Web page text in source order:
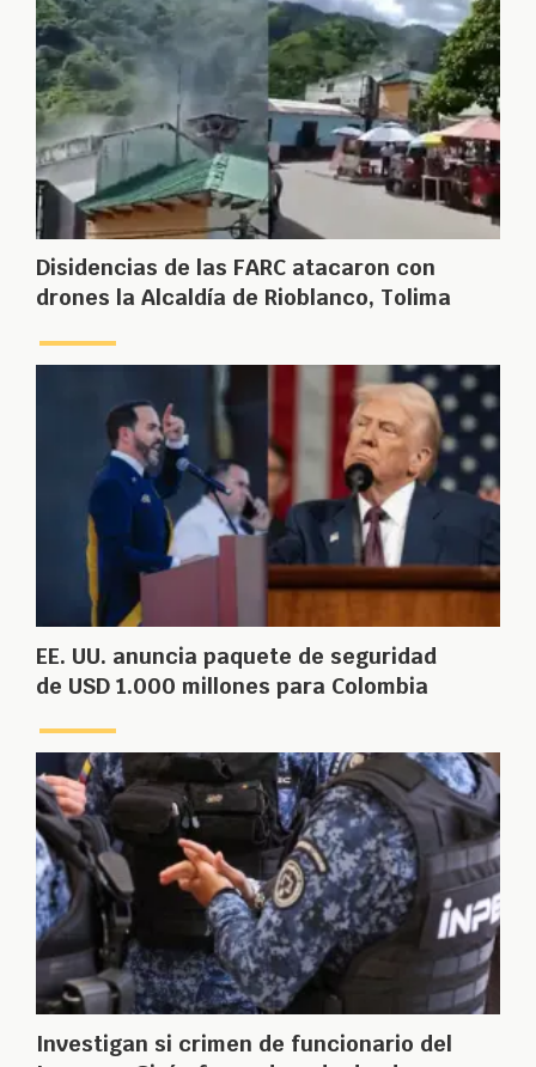
Disidencias de las FARC atacaron con
drones la Alcaldía de Rioblanco, Tolima
EE. UU. anuncia paquete de seguridad
de USD 1.000 millones para Colombia
Investigan si crimen de funcionario del